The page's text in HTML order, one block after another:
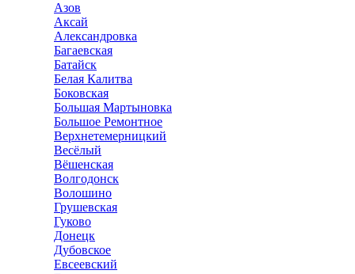
Азов
Аксай
Александровка
Багаевская
Батайск
Белая Калитва
Боковская
Большая Мартыновка
Большое Ремонтное
Верхнетемерницкий
Весёлый
Вёшенская
Волгодонск
Волошино
Грушевская
Гуково
Донецк
Дубовское
Евсеевский